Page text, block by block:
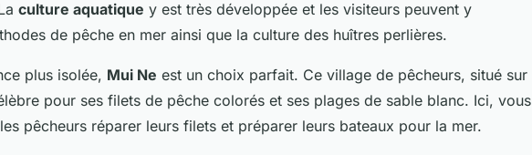
culture aquatique y est très développée et les visiteurs peuvent y
de pêche en mer ainsi que la culture des huîtres perlières.
plus isolée, Mui Ne est un choix parfait. Ce village de pêcheurs, situé sur
pour ses filets de pêche colorés et ses plages de sable blanc. Ici, vous
pêcheurs réparer leurs filets et préparer leurs bateaux pour la mer.